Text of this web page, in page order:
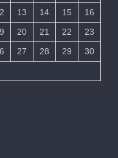
13 14 15
16
20 21 22
23
27 28 29
30